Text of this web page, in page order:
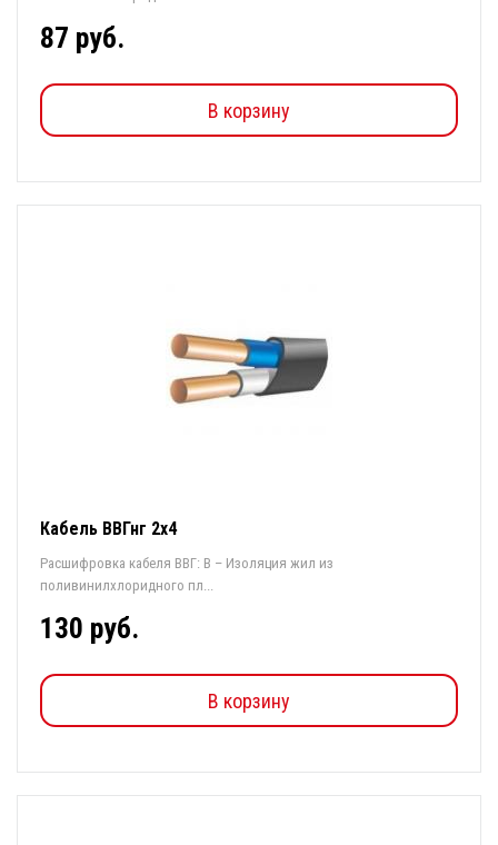
87 руб.
В корзину
Кабель ВВГнг 2х4
Расшифровка кабеля ВВГ: В – Изоляция жил из
поливинилхлоридного пл...
130 руб.
В корзину